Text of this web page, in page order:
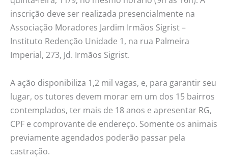
inscrição deve ser realizada presencialmente na
Associação Moradores Jardim Irmãos Sigrist –
Instituto Redenção Unidade 1, na rua Palmeira
Imperial, 273, Jd. Irmãos Sigrist.
A ação disponibiliza 1,2 mil vagas, e, para garantir seu
lugar, os tutores devem morar em um dos 15 bairros
contemplados, ter mais de 18 anos e apresentar RG,
CPF e comprovante de endereço. Somente os animais
previamente agendados poderão passar pela
castração.